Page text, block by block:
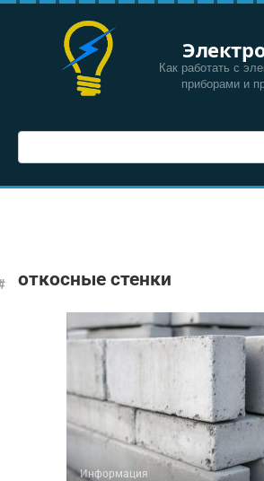
Перейти
Как работать с
приборами и
Поиск:
откосные стенки
Информация